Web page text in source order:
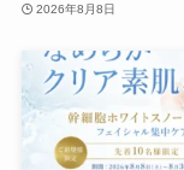
2026年8月8日